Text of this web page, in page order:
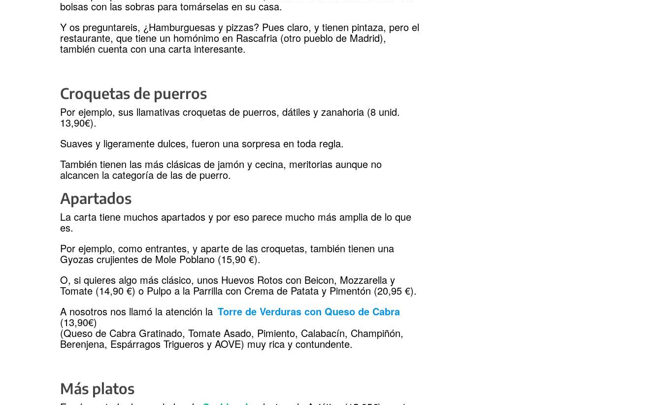
bolsas con las sobras para tomárselas en su casa.
Y os preguntareis, ¿Hamburguesas y pizzas? Pues claro, y tienen pintaza, pero el
restaurante, que tiene un homónimo en Rascafria (otro pueblo de Madrid),
también cuenta con una carta interesante.
Croquetas de puerros
Por ejemplo, sus llamativas croquetas de puerros, dátiles y zanahoria (8 unid.
13,90€).
Suaves y ligeramente dulces, fueron una sorpresa en toda regla.
También tienen las más clásicas de jamón y cecina, meritorias aunque no
alcancen la categoría de las de puerro.
Apartados
La carta tiene muchos apartados y por eso parece mucho más amplia de lo que
es.
Por ejemplo, como entrantes, y aparte de las croquetas, también tienen una
Gyozas crujientes de Mole Poblano (15,90 €).
O, si quieres algo más clásico, unos Huevos Rotos con Beicon, Mozzarella y
Tomate (14,90 €) o Pulpo a la Parrilla con Crema de Patata y Pimentón (20,95 €).
A nosotros nos llamó la atención la Torre de Verduras con Queso de Cabra
(13,90€)
(Queso de Cabra Gratinado, Tomate Asado, Pimiento, Calabacín, Champiñón,
Berenjena, Espárragos Trigueros y AOVE) muy rica y contundente.
Más platos